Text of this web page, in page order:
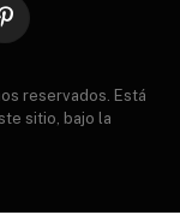
Pinterest
reservados. Está
sitio, bajo la